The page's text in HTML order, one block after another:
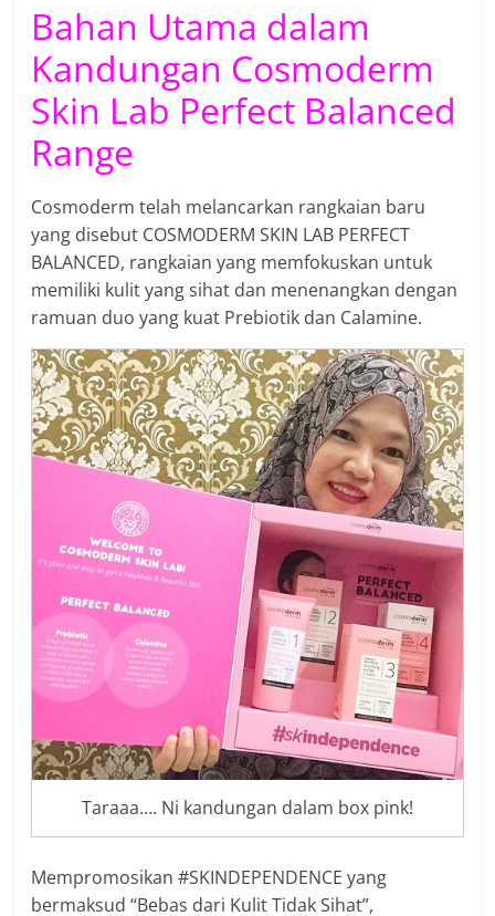
Bahan Utama dalam
Kandungan Cosmoderm
Skin Lab Perfect Balanced
Range
Cosmoderm telah melancarkan rangkaian baru
yang disebut COSMODERM SKIN LAB PERFECT
BALANCED, rangkaian yang memfokuskan untuk
memiliki kulit yang sihat dan menenangkan dengan
ramuan duo yang kuat Prebiotik dan Calamine.
Taraaa…. Ni kandungan dalam box pink!
Mempromosikan #SKINDEPENDENCE yang
bermaksud “Bebas dari Kulit Tidak Sihat”,